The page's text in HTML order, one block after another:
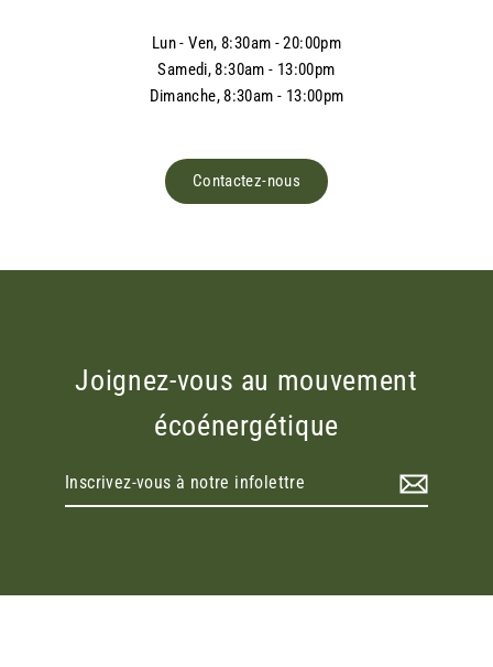
Lun - Ven, 8:30am - 20:00pm
Samedi, 8:30am - 13:00pm
Dimanche, 8:30am - 13:00pm
Contactez-nous
Joignez-vous au mouvement
écoénergétique